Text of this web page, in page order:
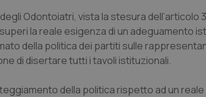
Odontoiatri, vista la stesura dell’articolo
la reale esigenza di un adeguamento
della politica dei partiti sulle
di disertare tutti i tavoli istituzionali.
della politica rispetto ad un